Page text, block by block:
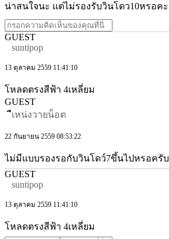
น่าสนใจนะ เเต่ไม่รองรับวินโดว10หรอคะ
GUEST
suntipop
13 ตุลาคม 2559 11:41:10
โหลดตรงสีฟ้า 4เหลี่ยม
GUEST
ืเหน่งวายน็อต
22 กันยายน 2559 08:53:22
ไม่มีแบบรองรอกับวินโดว์7ขึ้นไปหรอครับ
GUEST
suntipop
13 ตุลาคม 2559 11:41:10
โหลดตรงสีฟ้า 4เหลี่ยม